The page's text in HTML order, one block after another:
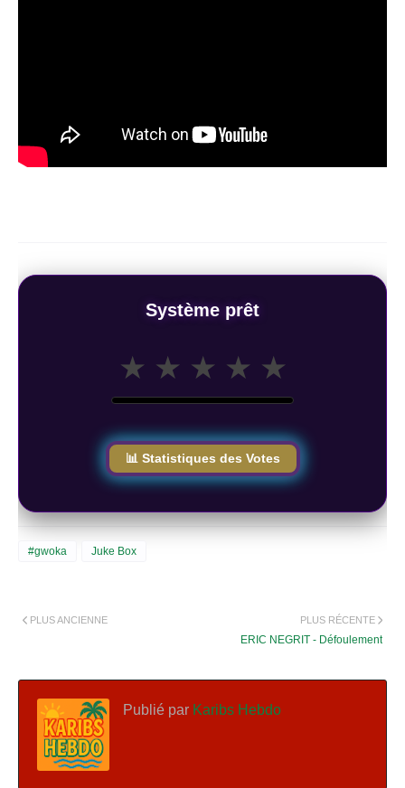
Système prêt
★ ★ ★ ★ ★
📊 Statistiques des Votes
#gwoka Juke Box
PLUS RÉCENTE
ERIC NEGRIT - Défoulement
PLUS ANCIENNE
Publié par Karibs Hebdo